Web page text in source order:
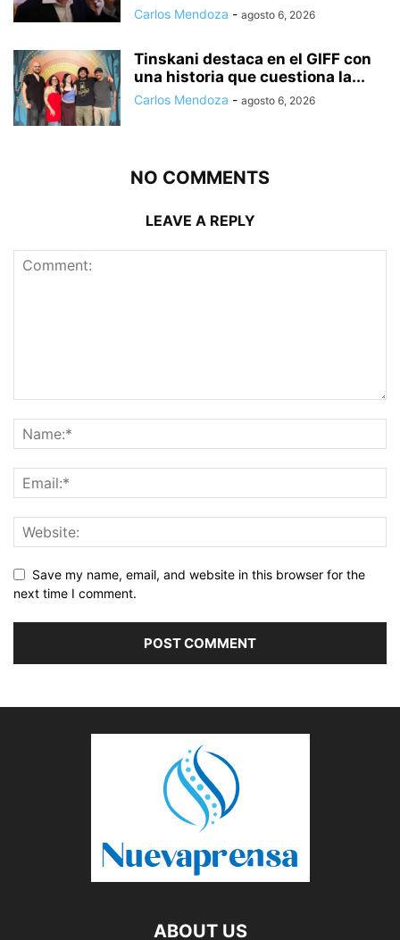
Carlos Mendoza - agosto 6, 2026
Tinskani destaca en el GIFF con
una historia que cuestiona la...
Carlos Mendoza - agosto 6, 2026
NO COMMENTS
LEAVE A REPLY
Save my name, email, and website in this browser for the
next time I comment.
ABOUT US